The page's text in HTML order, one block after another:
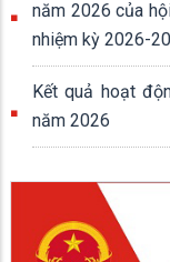
năm 2026 của
nhiệm kỳ 2026-
Kết quả hoạt
năm 2026